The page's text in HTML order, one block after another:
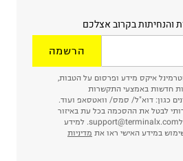
והנחיתות בקרוב אצלכם
הרשמה
איקס מידע ופרסום על הטבות,
חדשות באמצעי התקשרות
כגון: דוא"ל/ סמס/ וואטסאפ ועוד.
לבטל את ההסכמה בכל עת באיזור
האישי או בפנייה לsupport@terminalx.com. למידע
במידע האישי ראו את מדיניות